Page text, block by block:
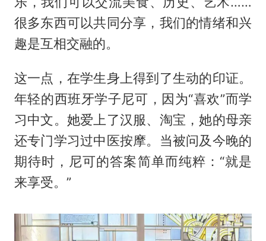
很多东西可以共同分享，我们的情绪和兴
趣是互相交融的。
这一点，在学生身上得到了生动的印证。
年轻的西班牙学子尼可，因为“喜欢”而学
习中文。她爱上了汉服、淘宝，她的母亲
还专门学习过中医按摩。当被问及今晚的
期待时，尼可的答案简单而纯粹：“就是
来享受。”